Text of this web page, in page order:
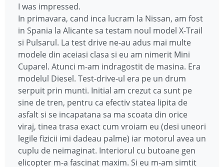
I was impressed.
In primavara, cand inca lucram la Nissan, am fost
in Spania la Alicante sa testam noul model X-Trail
si Pulsarul. La test drive ne-au adus mai multe
modele din aceiasi clasa si eu am nimerit Mini
Cuparel. Atunci m-am indragostit de masina. Era
modelul Diesel. Test-drive-ul era pe un drum
serpuit prin munti. Initial am crezut ca sunt pe
sine de tren, pentru ca efectiv statea lipita de
asfalt si se incapatana sa ma scoata din orice
viraj, tinea trasa exact cum vroiam eu (desi uneori
legile fizicii imi dadeau palme) iar motorul avea un
cuplu de neimaginat. Interiorul cu butoane gen
elicopter m-a fascinat maxim. Si eu m-am simtit